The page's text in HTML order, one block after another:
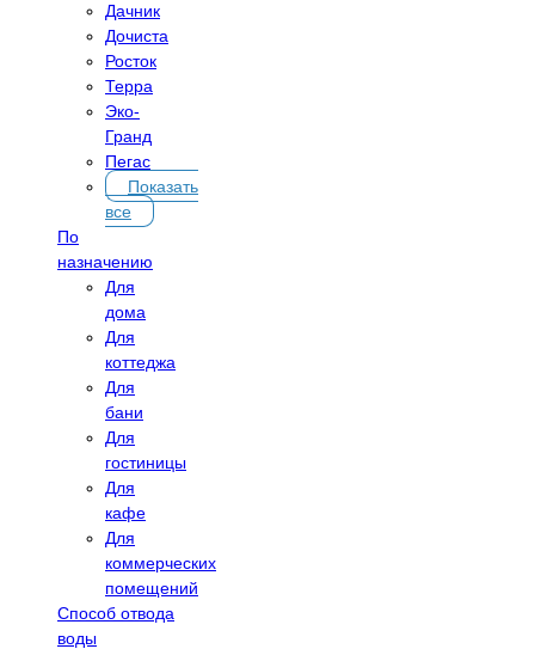
Дачник
Дочиста
Росток
Терра
Эко-
Гранд
Пегас
Показать
все
По
назначению
Для
дома
Для
коттеджа
Для
бани
Для
гостиницы
Для
кафе
Для
коммерческих
помещений
Способ отвода
воды